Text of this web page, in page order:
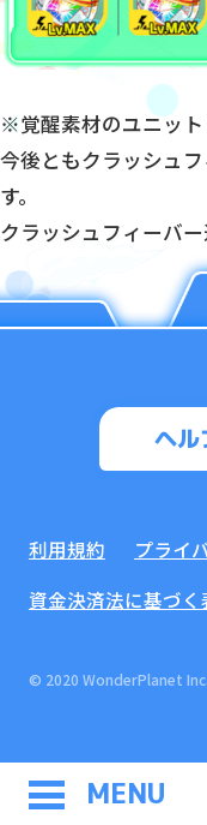
MENU
※覚醒素材のユニット
今後ともクラッシュ
す。
クラッシュフィーバ
ヘル
利用規約 プライ
資金決済法に基づく
© 2020 WonderPlanet Inc.